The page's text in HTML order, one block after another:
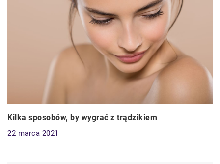
Kilka sposobów, by wygrać z trądzikiem
22 marca 2021